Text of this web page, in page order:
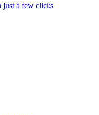
just a few clicks